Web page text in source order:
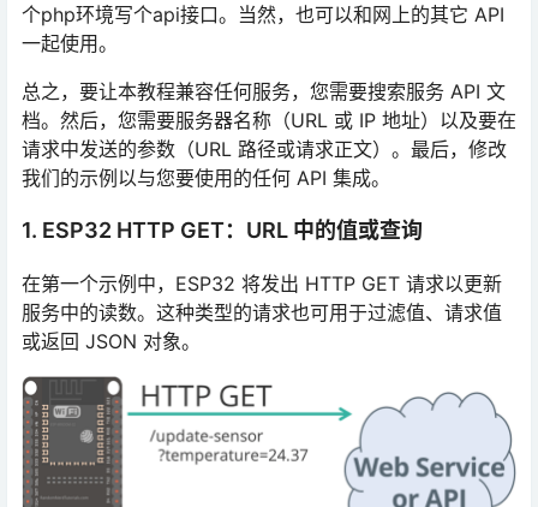
个php环境写个api接口。当然，也可以和网上的其它 API
一起使用。
总之，要让本教程兼容任何服务，您需要搜索服务 API 文
档。然后，您需要服务器名称（URL 或 IP 地址）以及要在
请求中发送的参数（URL 路径或请求正文）。最后，修改
我们的示例以与您要使用的任何 API 集成。
1. ESP32 HTTP GET：URL 中的值或查询
在第一个示例中，ESP32 将发出 HTTP GET 请求以更新
服务中的读数。这种类型的请求也可用于过滤值、请求值
或返回 JSON 对象。